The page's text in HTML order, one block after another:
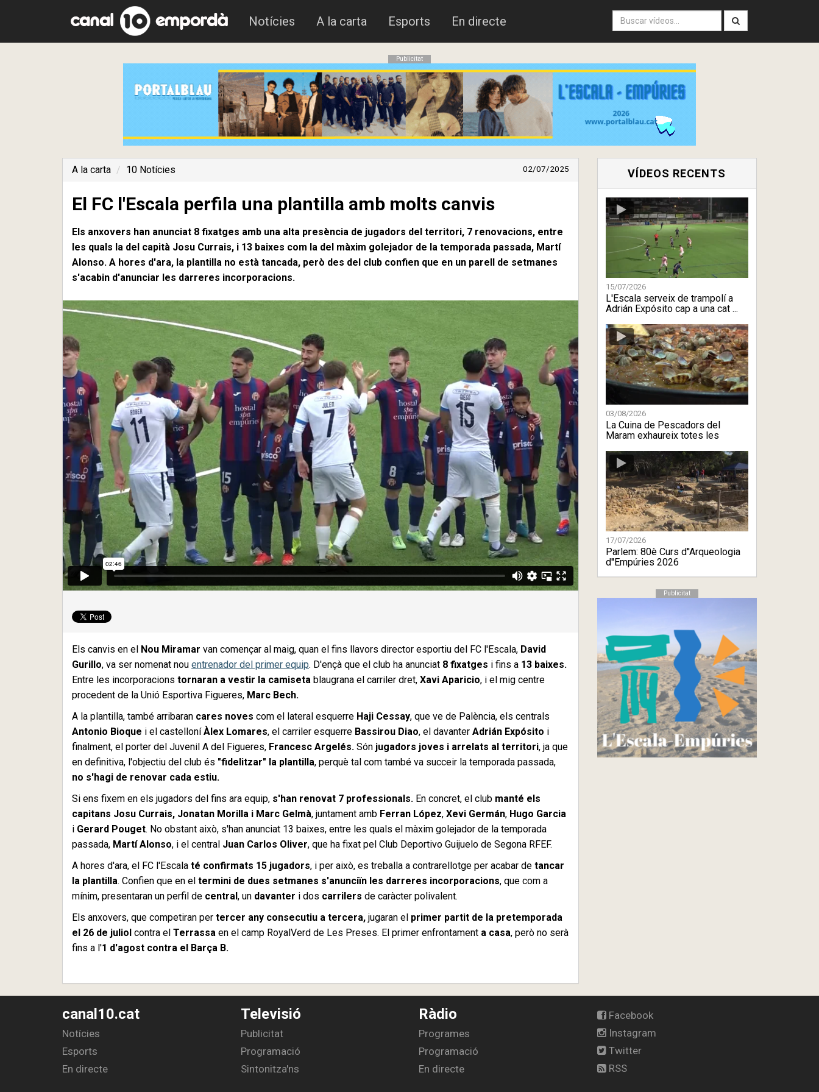
Notícies A la carta Esports En directe
Publicitat
A la carta 10 Notícies 02/07/2025
El FC l'Escala perfila una plantilla amb molts canvis
Els anxovers han anunciat 8 fixatges amb una alta presència de jugadors del territori, 7 renovacions, entre
les quals la del capità Josu Currais, i 13 baixes com la del màxim golejador de la temporada passada, Martí
Alonso. A hores d'ara, la plantilla no està tancada, però des del club confien que en un parell de setmanes
s'acabin d'anunciar les darreres incorporacions.
Els canvis en el Nou Miramar van començar al maig, quan el fins llavors director esportiu del FC l'Escala, David
Gurillo, va ser nomenat nou entrenador del primer equip. D'ençà que el club ha anunciat 8 fixatges i fins a 13 baixes.
Entre les incorporacions tornaran a vestir la camiseta blaugrana el carriler dret, Xavi Aparicio, i el mig centre
procedent de la Unió Esportiva Figueres, Marc Bech.
A la plantilla, també arribaran cares noves com el lateral esquerre Haji Cessay, que ve de Palència, els centrals
Antonio Bioque i el castelloníÀlex Lomares, el carriler esquerre Bassirou Diao, el davanter Adrián Expósito i
finalment, el porter del Juvenil A del Figueres, Francesc Argelés. Són jugadors joves i arrelats al territori, ja que
en definitiva, l'objectiu del club és "fidelitzar" la plantilla, perquè tal com també va succeir la temporada passada,
no s'hagi de renovar cada estiu.
Si ens fixem en els jugadors del fins ara equip, s'han renovat 7 professionals. En concret, el club manté els
capitans Josu Currais, Jonatan Morilla i Marc Gelmà, juntament amb Ferran López, Xevi Germán, Hugo Garcia
i Gerard Pouget. No obstant això, s'han anunciat 13 baixes, entre les quals el màxim golejador de la temporada
passada, Martí Alonso, i el central Juan Carlos Oliver, que ha fixat pel Club Deportivo Guijuelo de Segona RFEF.
A hores d'ara, el FC l'Escala té confirmats 15 jugadors, i per això, es treballa a contrarellotge per acabar de tancar
la plantilla. Confien que en el termini de dues setmanes s'anunciïn les darreres incorporacions, que com a
mínim, presentaran un perfil de central, un davanter i dos carrilers de caràcter polivalent.
Els anxovers, que competiran per tercer any consecutiu a tercera, jugaran el primer partit de la pretemporada
el 26 de juliol contra el Terrassa en el camp RoyalVerd de Les Preses. El primer enfrontament a casa, però no serà
fins a l'1 d'agost contra el Barça B.
VÍDEOS RECENTS
15/07/2026
L'Escala serveix de trampolí a
Adrián Expósito cap a una cat ...
03/08/2026
La Cuina de Pescadors del
Maram exhaureix totes les
17/07/2026
Parlem: 80è Curs d''Arqueologia
d''Empúries 2026
Publicitat
canal10.cat
Notícies
Esports
En directe
Televisió
Publicitat
Programació
Sintonitza'ns
Ràdio
Programes
Programació
En directe
Facebook
Instagram
Twitter
RSS